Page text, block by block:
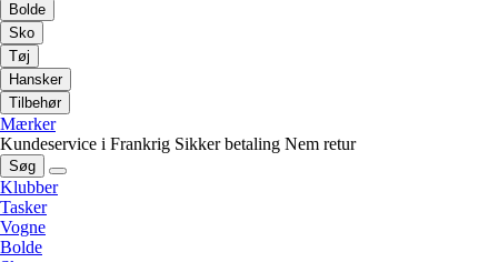
Bolde
Sko
Tøj
Hansker
Tilbehør
Mærker
Kundeservice i Frankrig Sikker betaling Nem retur
Søg
Klubber
Tasker
Vogne
Bolde